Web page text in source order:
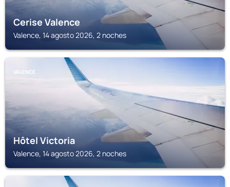
Cerise Valence
Valence, 14 agosto 2026, 2 noches
VALENCE
Hôtel Victoria
Valence, 14 agosto 2026, 2 noches